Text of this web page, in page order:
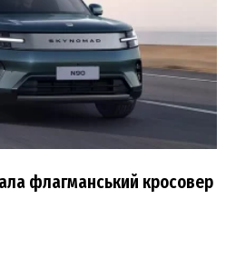
флагманський кросовер